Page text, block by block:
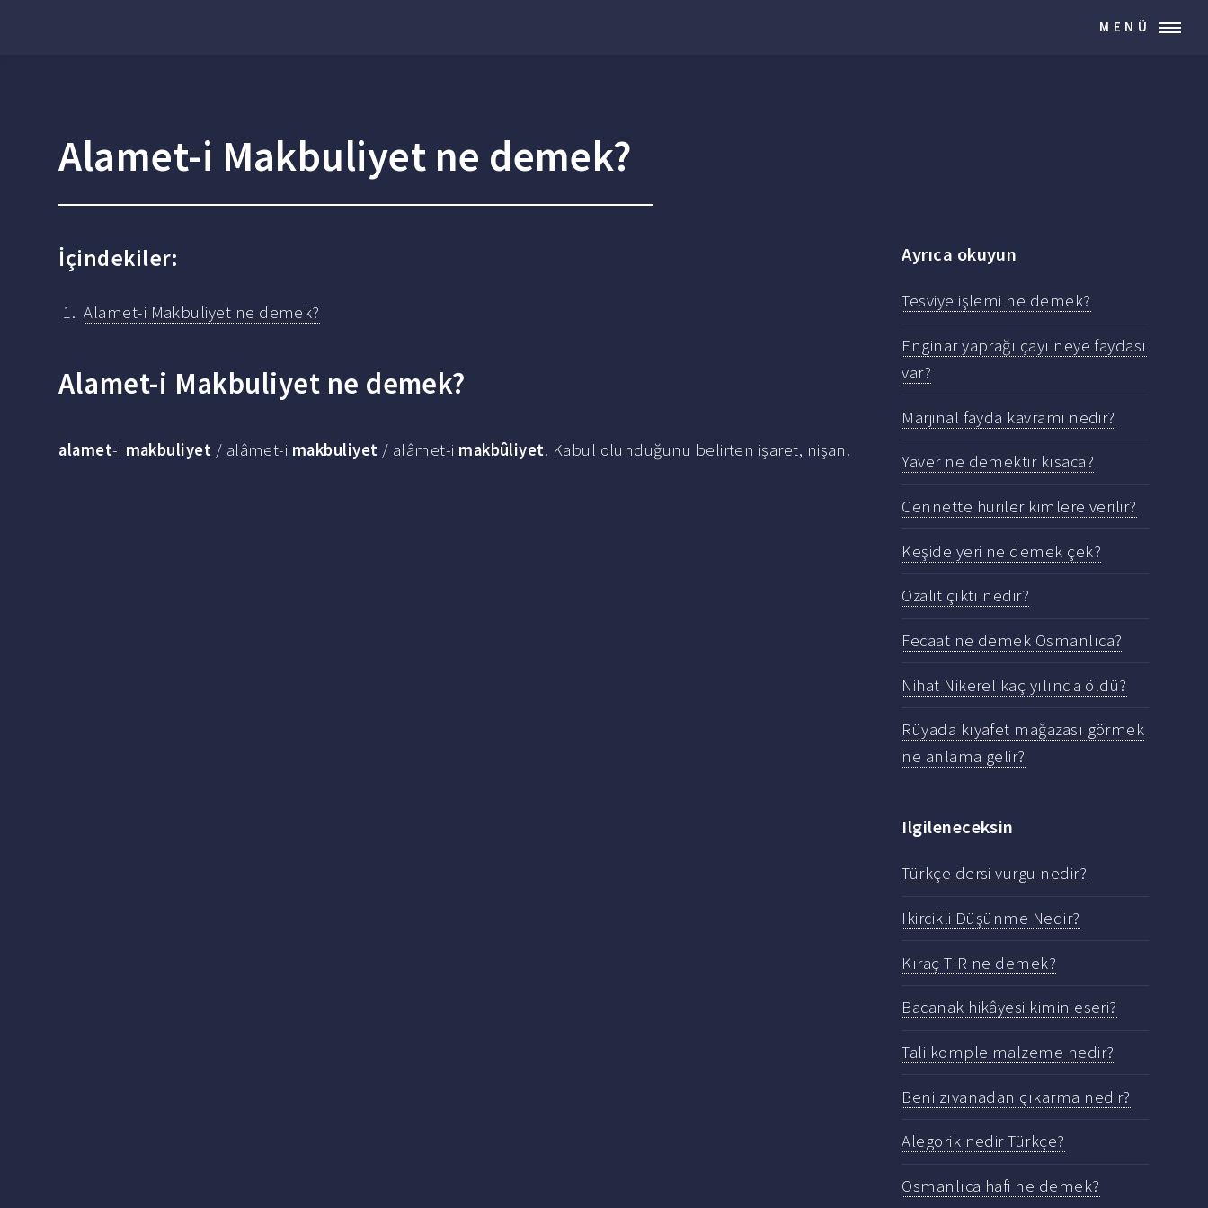
MENÜ
Alamet-i Makbuliyet ne demek?
İçindekiler:
Alamet-i Makbuliyet ne demek?
Alamet-i Makbuliyet ne demek?
alamet-i makbuliyet / alâmet-i makbuliyet / alâmet-i makbûliyet. Kabul olunduğunu belirten işaret, nişan.
Ayrıca okuyun
Tesviye işlemi ne demek?
Enginar yaprağı çayı neye faydası
var?
Marjinal fayda kavrami nedir?
Yaver ne demektir kısaca?
Cennette huriler kimlere verilir?
Keşide yeri ne demek çek?
Ozalit çıktı nedir?
Fecaat ne demek Osmanlıca?
Nihat Nikerel kaç yılında öldü?
Rüyada kıyafet mağazası görmek
ne anlama gelir?
Ilgileneceksin
Türkçe dersi vurgu nedir?
Ikircikli Düşünme Nedir?
Kıraç TIR ne demek?
Bacanak hikâyesi kimin eseri?
Tali komple malzeme nedir?
Beni zıvanadan çıkarma nedir?
Alegorik nedir Türkçe?
Osmanlıca hafi ne demek?